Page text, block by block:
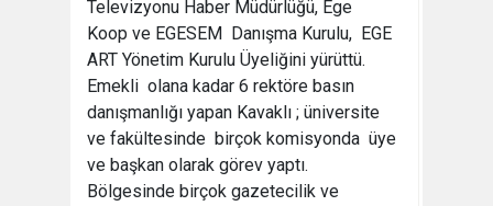
Televizyonu Haber Müdürlüğü, Ege
Koop ve EGESEM Danışma Kurulu, EGE
ART Yönetim Kurulu Üyeliğini yürüttü.
Emekli olana kadar 6 rektöre basın
danışmanlığı yapan Kavaklı ; üniversite
ve fakültesinde birçok komisyonda üye
ve başkan olarak görev yaptı.
Bölgesinde birçok gazetecilik ve